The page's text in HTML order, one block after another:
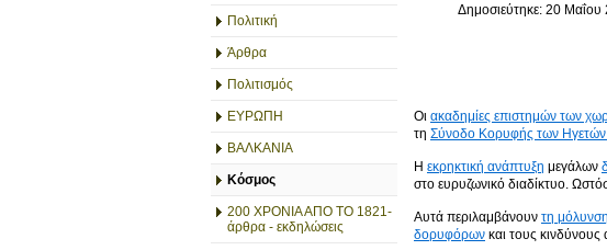
Πολιτική
Άρθρα
Πολιτισμός
ΕΥΡΩΠΗ
ΒΑΛΚΑΝΙΑ
Κόσμος
200 ΧΡΟΝΙΑ ΑΠΟ ΤΟ 1821-
άρθρα - εκδηλώσεις
Δημοσιεύτηκε: 20
Οι ακαδημίες επιστημών των
τη Σύνοδο Κορυφής των Ηγετών
Η εκρηκτική ανάπτυξη μεγάλων
στο ευρυζωνικό διαδίκτυο.
Αυτά περιλαμβάνουν τη
δορυφόρων και τους κινδύνους